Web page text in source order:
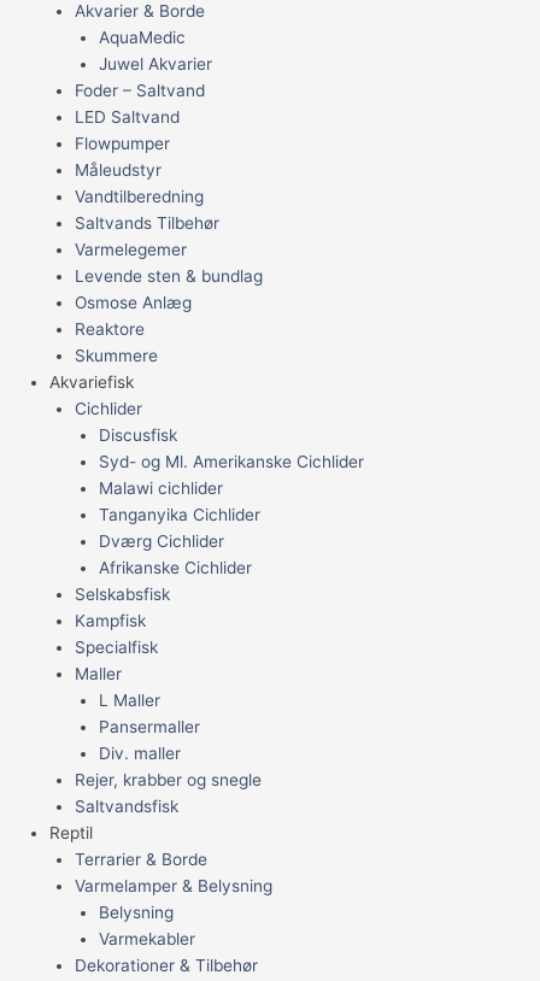
Akvarier & Borde
AquaMedic
Juwel Akvarier
Foder – Saltvand
LED Saltvand
Flowpumper
Måleudstyr
Vandtilberedning
Saltvands Tilbehør
Varmelegemer
Levende sten & bundlag
Osmose Anlæg
Reaktore
Skummere
Akvariefisk
Cichlider
Discusfisk
Syd- og Ml. Amerikanske Cichlider
Malawi cichlider
Tanganyika Cichlider
Dværg Cichlider
Afrikanske Cichlider
Selskabsfisk
Kampfisk
Specialfisk
Maller
L Maller
Pansermaller
Div. maller
Rejer, krabber og snegle
Saltvandsfisk
Reptil
Terrarier & Borde
Varmelamper & Belysning
Belysning
Varmekabler
Dekorationer & Tilbehør